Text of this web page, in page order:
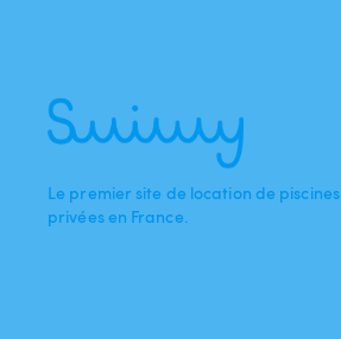
Le premier site de location de piscines
privées en France.